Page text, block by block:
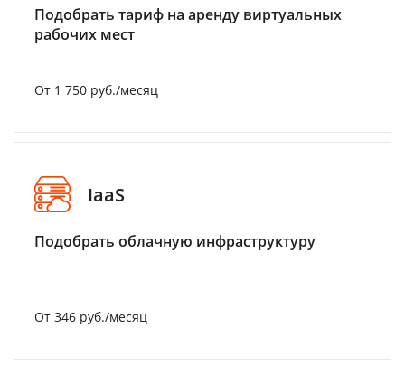
Подобрать тариф на аренду виртуальных
рабочих мест
От 1 750 руб./месяц
IaaS
Подобрать облачную инфраструктуру
От 346 руб./месяц